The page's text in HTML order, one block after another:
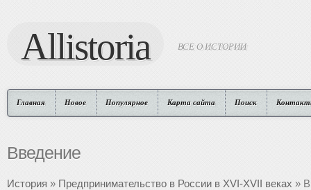
Allistoria ВСЕ О ИСТОРИИ
Главная Новое Популярное Карта сайта Поиск
Введение
История » Предпринимательство в России в XVI-XVII веках »